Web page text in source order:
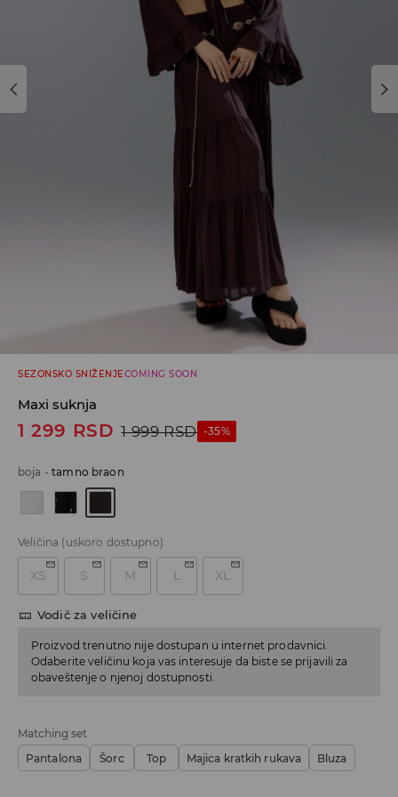
SEZONSKO SNIŽENJECOMING SOON
Maxi suknja
1 299 RSD 1 999 RSD -35%
boja -tamno braon
Veličina (uskoro dostupno)
XS S M L XL
Vodič za veličine
Proizvod trenutno nije dostupan u internet prodavnici.
Odaberite veličinu koja vas interesuje da biste se prijavili za
obaveštenje o njenoj dostupnosti.
Matching set
Pantalona
Šorc Top Majica kratkih rukava Bluza